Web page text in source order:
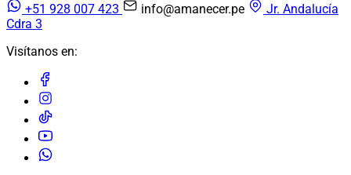
+51 928 007 423 info@amanecer.pe
Jr. Andalucía
Cdra 3
Visítanos en: